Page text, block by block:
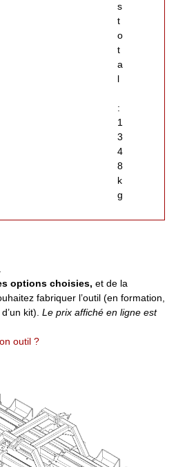
s
t
o
t
a
l
:
1
3
4
8
k
g
.
options choisies, et de la
fabriquer l’outil (en formation,
kit). Le prix affiché en ligne est
outil ?